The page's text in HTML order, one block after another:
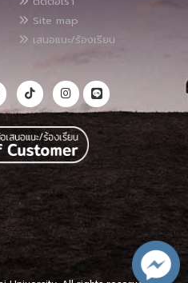
Site map
เสนอแนะ/ร้องเรียน